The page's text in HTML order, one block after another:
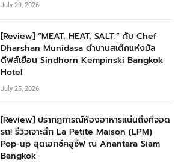
July 29, 2026
[Review] “MEAT. HEAT. SALT.” กับ Chef
Dharshan Munidasa ตำนานสเต๊กแห่งมัล
ดีฟส์เยือน Sindhorn Kempinski Bangkok
Hotel
July 25, 2026
[Review] ปรากฏการณ์ห้องอาหารแน่นถึงที่จอด
รถ! รีวิวเจาะลึก La Petite Maison (LPM)
Pop-up สุดเอกซ์คลูซีฟ ณ Anantara Siam
Bangkok